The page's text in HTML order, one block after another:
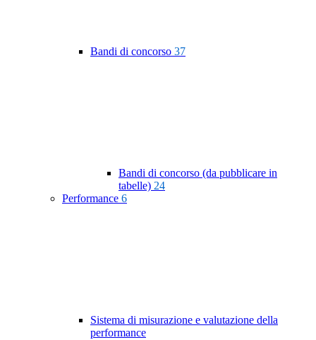
Bandi di concorso 37
Bandi di concorso (da pubblicare in
tabelle) 24
Performance 6
Sistema di misurazione e valutazione della
performance